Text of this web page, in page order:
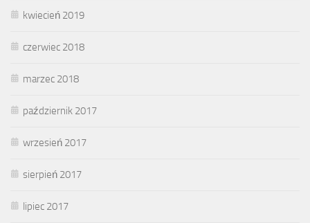
kwiecień 2019
czerwiec 2018
marzec 2018
październik 2017
wrzesień 2017
sierpień 2017
lipiec 2017